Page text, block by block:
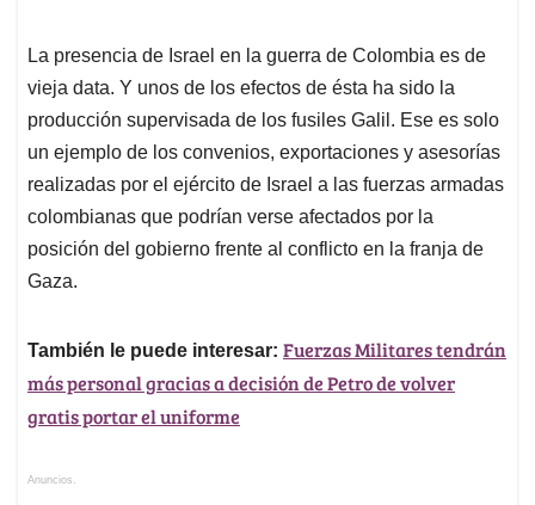
La presencia de Israel en la guerra de Colombia es de
vieja data. Y unos de los efectos de ésta ha sido la
producción supervisada de los fusiles Galil. Ese es solo
un ejemplo de los convenios, exportaciones y asesorías
realizadas por el ejército de Israel a las fuerzas armadas
colombianas que podrían verse afectados por la
posición del gobierno frente al conflicto en la franja de
Gaza.
También le puede interesar: Fuerzas Militares tendrán
más personal gracias a decisión de Petro de volver
gratis portar el uniforme
Anuncios.